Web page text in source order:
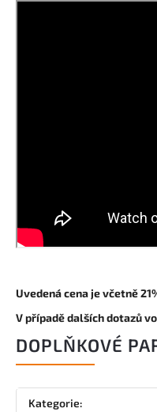
Uvedená cena je včetně
V případě dalších dotazů
DOPLŇKOVÉ
Kategorie: